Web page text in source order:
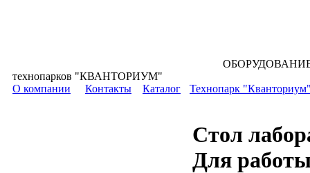
ОБОРУДОВАНИЕ для всех уровней
технопарков "КВАНТОРИУМ"
О компании
Контакты Каталог Технопарк
Стол
Для